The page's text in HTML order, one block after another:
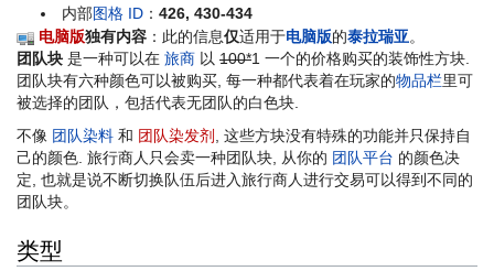
内部图格 ID ：426, 430-434
电脑版独有内容 ：此的信息仅适用于电脑版的泰拉瑞亚。
团队块 是一种可以在 旅商 以 100*1 一个的价格购买的装饰性方块.
团队块有六种颜色可以被购买, 每一种都代表着在玩家的物品栏里可
被选择的团队，包括代表无团队的白色块.
不像 团队染料 和 团队染发剂 , 这些方块没有特殊的功能并只保持自
己的颜色. 旅行商人只会卖一种团队块, 从你的 团队平台 的颜色决
定, 也就是说不断切换队伍后进入旅行商人进行交易可以得到不同的
团队块。
类型